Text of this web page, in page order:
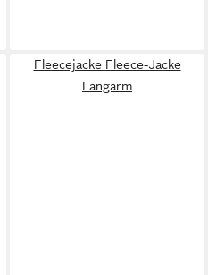
Fleecejacke Fleece-Jacke
Langarm